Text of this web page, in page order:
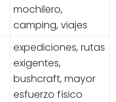
mochilero,
camping, viajes
expediciones, rutas
exigentes,
bushcraft, mayor
esfuerzo físico